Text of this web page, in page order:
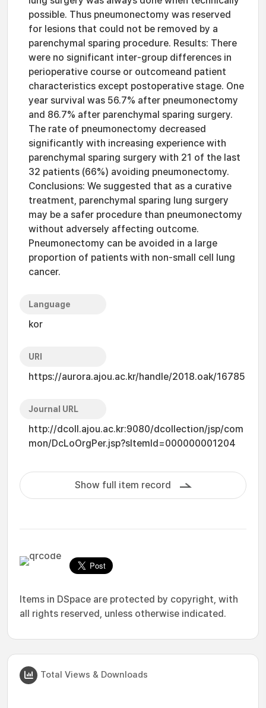
possible. Thus pneumonectomy was reserved
for lesions that could not be removed by a
parenchymal sparing procedure. Results: There
were no significant inter-group differences in
perioperative course or outcomeand patient
characteristics except postoperative stage. One
year survival was 56.7% after pneumonectomy
and 86.7% after parenchymal sparing surgery.
The rate of pneumonectomy decreased
significantly with increasing experience with
parenchymal sparing surgery with 21 of the last
32 patients (66%) avoiding pneumonectomy.
Conclusions: We suggested that as a curative
treatment, parenchymal sparing lung surgery
may be a safer procedure than pneumonectomy
without adversely affecting outcome.
Pneumonectomy can be avoided in a large
proportion of patients with non-small cell lung
cancer.
Language
kor
URI
https://aurora.ajou.ac.kr/handle/2018.oak/16785
Journal URL
http://dcoll.ajou.ac.kr:9080/dcollection/jsp/com
mon/DcLoOrgPer.jsp?sItemId=000000001204
Show full item record
Items in DSpace are protected by copyright, with
all rights reserved, unless otherwise indicated.
Total Views & Downloads